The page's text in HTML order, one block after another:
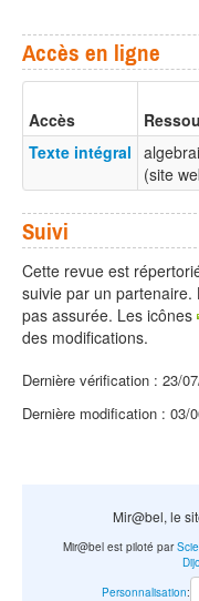
Accès en ligne
Accès
Texte intégral
(site
Suivi
Cette revue est
suivie par un
pas assurée. Les icônes
des modifications.
Dernière vérification : 23/
Dernière modification : 03/
Mir@bel, le
Mir@bel est piloté par
Personnalisation: